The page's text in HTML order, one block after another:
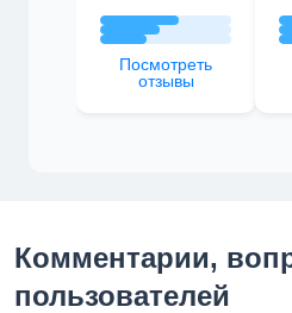
Посмотреть
отзывы
Комментарии,
пользователей